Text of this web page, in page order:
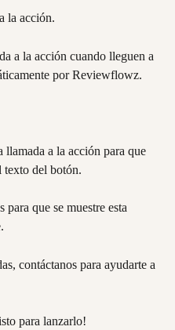
la acción.
a la acción cuando lleguen a
por Reviewflowz.
llamada a la acción para que
texto del botón.
para que se muestre esta
contáctanos para ayudarte a
para lanzarlo!